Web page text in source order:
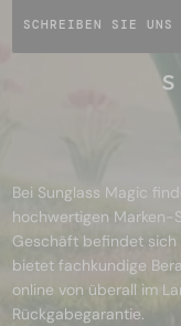
SCHREIBEN SIE UNS
Bei Sunglass Magic
hochwertigen Marken-
Geschäft befindet sich
bietet fachkundige
online von überall im
Rückgabegarantie.